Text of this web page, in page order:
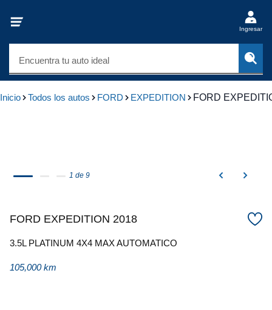
Ingresar
Encuentra tu auto ideal
Inicio Todos los autos FORD EXPEDITION FORD
1 de 9
FORD EXPEDITION 2018
3.5L PLATINUM 4X4 MAX AUTOMATICO
105,000 km